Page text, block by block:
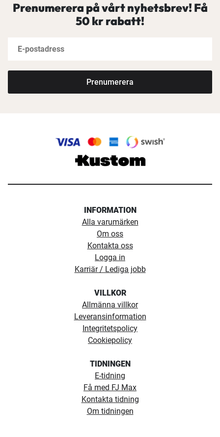
Prenumerera på vårt nyhetsbrev! Få
50 kr rabatt!
Prenumerera
INFORMATION
Alla varumärken
Om oss
Kontakta oss
Logga in
Karriär / Lediga jobb
VILLKOR
Allmänna villkor
Leveransinformation
Integritetspolicy
Cookiepolicy
TIDNINGEN
E-tidning
Få med FJ Max
Kontakta tidning
Om tidningen